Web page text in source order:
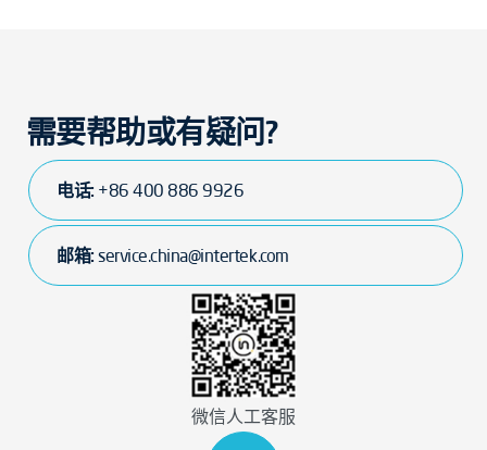
需要帮助或有疑问?
电话: +86 400 886 9926
邮箱:service.china@intertek.com
微信人工客服